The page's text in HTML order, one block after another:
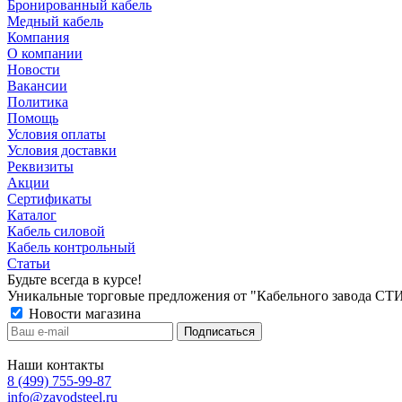
Бронированный кабель
Медный кабель
Компания
О компании
Новости
Вакансии
Политика
Помощь
Условия оплаты
Условия доставки
Реквизиты
Акции
Сертификаты
Каталог
Кабель силовой
Кабель контрольный
Статьи
Будьте всегда в курсе!
Уникальные торговые предложения от "Кабельного завода
Новости магазина
Наши контакты
8 (499) 755-99-87
info@zavodsteel.ru